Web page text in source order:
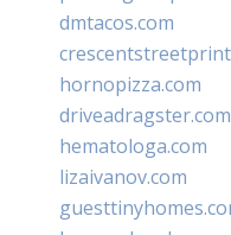
dmtacos.com
hornopizza.com
driveadragster.com
hematologa.com
lizaivanov.com